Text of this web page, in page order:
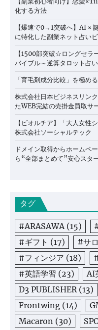
化する方法
【爆速で0→1突破へ】AI ×
に特化した副業ネット占い
【1500部突破☆ロングセラ
バイブル～逆算タロット占
「育毛剤成分比較」を極める
株式会社日本ビジネスリン
たWEB完結の売掛金買取サ
【ビオルチア】「大人女性
株式会社ソーシャルテック
ドメイン取得からホームペ
ら“全部まとめて”安心スタ
タグ
#ARASAWA(15)
#ギフト (17) #サ
#フィンジア (18)
#英語学習 (23) AI
D3 PUBLISHER(13)
Frontwing (14)
Macaron (30)